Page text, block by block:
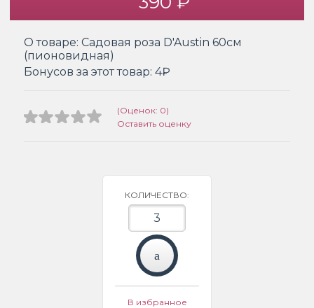
О товаре: Садовая роза D'Austin 60см
(пионовидная)
Бонусов за этот товар: 4₽
(Оценок: 0)
Оставить оценку
КОЛИЧЕСТВО:
В избранное